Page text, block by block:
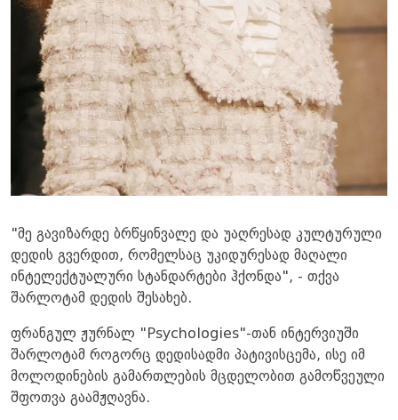
"მე გავიზარდე ბრწყინვალე და უაღრესად კულტურული
დედის გვერდით, რომელსაც უკიდურესად მაღალი
ინტელექტუალური სტანდარტები ჰქონდა", - თქვა
შარლოტამ დედის შესახებ.
ფრანგულ ჟურნალ "Psychologies"-თან ინტერვიუში
შარლოტამ როგორც დედისადმი პატივისცემა, ისე იმ
მოლოდინების გამართლების მცდელობით გამოწვეული
შფოთვა გაამჟღავნა.